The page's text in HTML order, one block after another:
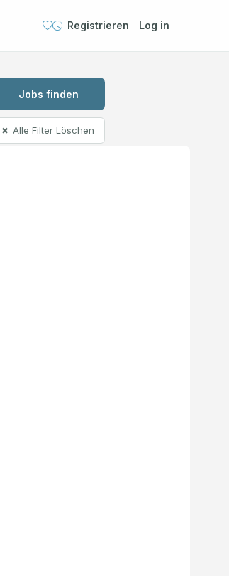
Registrieren Log in
Jobs finden
✖ Alle Filter Löschen